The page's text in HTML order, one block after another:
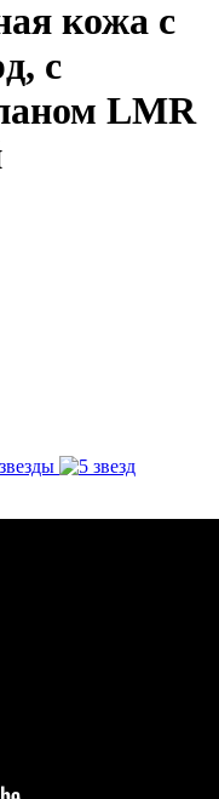
кожа с
с
LMR